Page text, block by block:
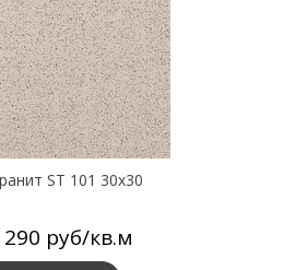
ST 101 30х30
руб/кв.м